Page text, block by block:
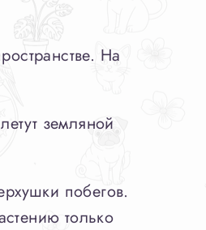
На
земляной
побегов.
только